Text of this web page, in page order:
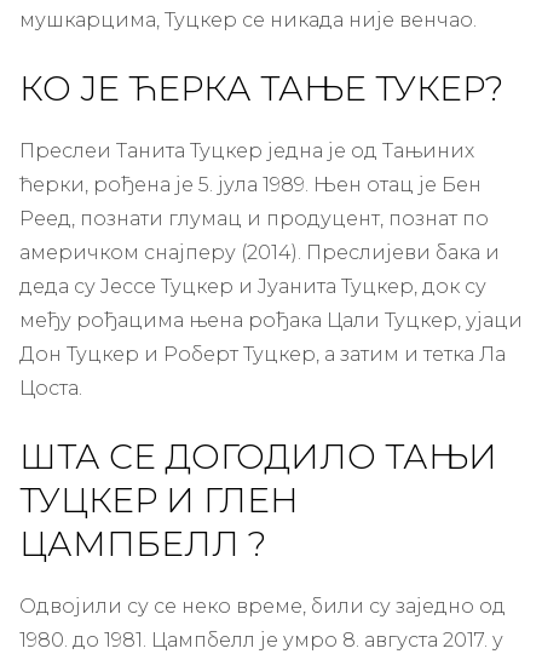
мушкарцима, Туцкер се никада није венчао.
КО ЈЕ ЋЕРКА ТАЊЕ ТУКЕР?
Преслеи Танита Туцкер једна је од Тањиних
ћерки, рођена је 5. јула 1989. Њен отац је Бен
Реед, познати глумац и продуцент, познат по
америчком снајперу (2014). Преслијеви бака и
деда су Јессе Туцкер и Јуанита Туцкер, док су
међу рођацима њена рођака Цали Туцкер, ујаци
Дон Туцкер и Роберт Туцкер, а затим и тетка Ла
Цоста.
ШТА СЕ ДОГОДИЛО ТАЊИ
ТУЦКЕР И ГЛЕН
ЦАМПБЕЛЛ ?
Одвојили су се неко време, били су заједно од
1980. до 1981. Цампбелл је умро 8. августа 2017. у